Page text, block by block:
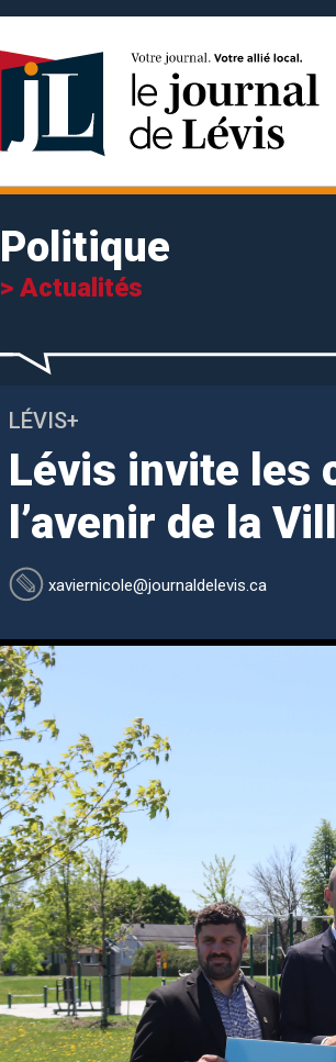
Politique
> Actualités
LÉVIS+
Lévis invite les
l’avenir de la
xaviernicole@journaldelevis.ca